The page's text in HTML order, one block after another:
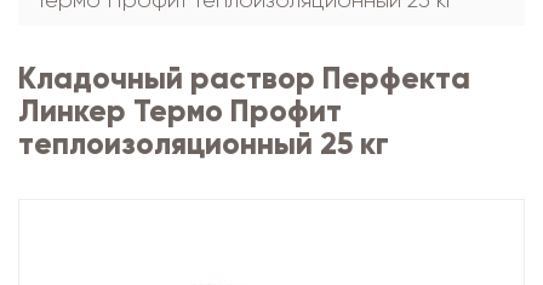
Кладочный раствор Перфекта
Линкер Термо Профит
теплоизоляционный 25 кг